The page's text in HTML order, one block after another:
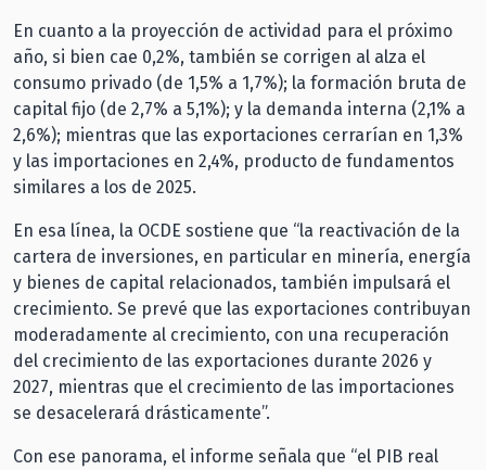
En cuanto a la proyección de actividad para el próximo
año, si bien cae 0,2%, también se corrigen al alza el
consumo privado (de 1,5% a 1,7%); la formación bruta de
capital fijo (de 2,7% a 5,1%); y la demanda interna (2,1% a
2,6%); mientras que las exportaciones cerrarían en 1,3%
y las importaciones en 2,4%, producto de fundamentos
similares a los de 2025.
En esa línea, la OCDE sostiene que “la reactivación de la
cartera de inversiones, en particular en minería, energía
y bienes de capital relacionados, también impulsará el
crecimiento. Se prevé que las exportaciones contribuyan
moderadamente al crecimiento, con una recuperación
del crecimiento de las exportaciones durante 2026 y
2027, mientras que el crecimiento de las importaciones
se desacelerará drásticamente”.
Con ese panorama, el informe señala que “el PIB real